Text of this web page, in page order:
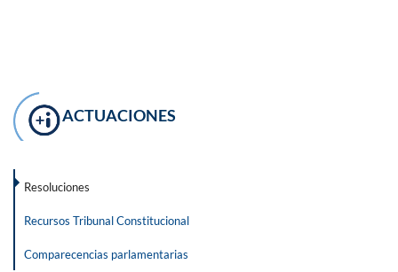
ACTUACIONES
Resoluciones
Recursos Tribunal Constitucional
Comparecencias parlamentarias